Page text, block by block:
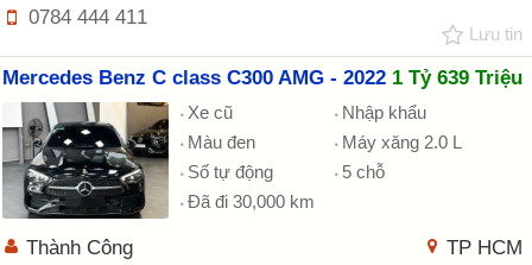
0784 444 411
Lưu tin
Mercedes Benz C class C300 AMG - 2022 1 Tỷ 639 Triệu
Xe cũ
Nhập khẩu
Màu đen
Máy xăng 2.0 L
Số tự động
5 chỗ
Đã đi 30,000 km
TP HCM
Thành Công